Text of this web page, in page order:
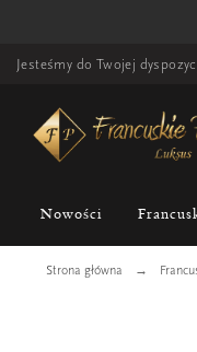
Jesteśmy do Twojej
Nowości
Strona główna